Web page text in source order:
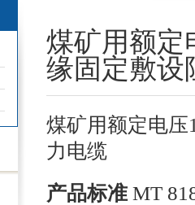
煤矿用额定
缘固定敷设
煤矿用额定电压
力电缆
产品标准